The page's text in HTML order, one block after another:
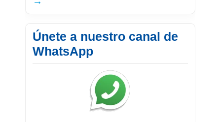
Únete a nuestro canal de
WhatsApp